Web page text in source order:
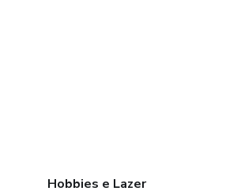
Hobbies e Lazer